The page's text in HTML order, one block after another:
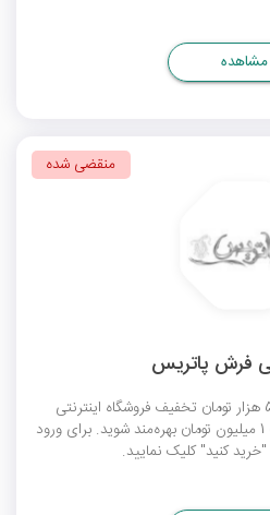
مشاهده
با وارد کردن این کد تخفیف از 50 هزار تومان تخفیف فروشگاه اینترنتی
فرش پاتریس برای خرید تا سقف 1 میلیون تومان بهره‌مند شوید. برای ورود
کنید" کلیک نمایید.
منقضی شده